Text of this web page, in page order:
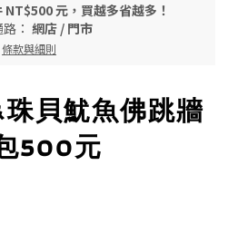
元，買越多省越多！
： 網店 / 門市
條款與細則
貝魷魚佛跳牆
500元